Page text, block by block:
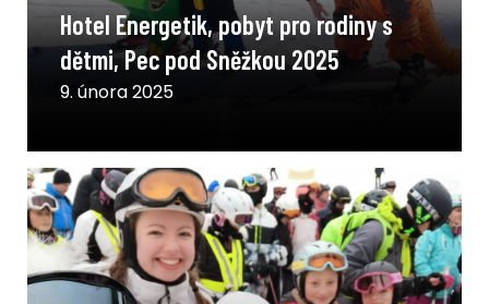
Hotel Energetik, pobyt pro rodiny s
dětmi, Pec pod Sněžkou 2025
9. února 2025